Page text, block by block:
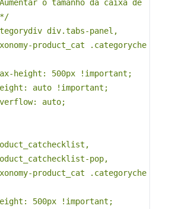
*/
.categorydiv div.tabs-panel,
max-height: 500px !important;
height: auto !important;
overflow: auto;
#product_catchecklist,
#product_catchecklist-pop,
height: 500px !important;